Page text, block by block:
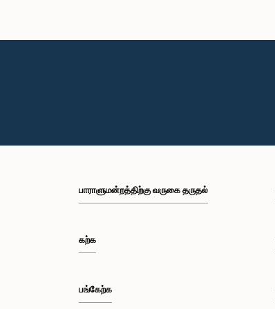
பாராளுமன்றத்திற்கு வருகை தருதல்
கற்க
பங்கேற்க